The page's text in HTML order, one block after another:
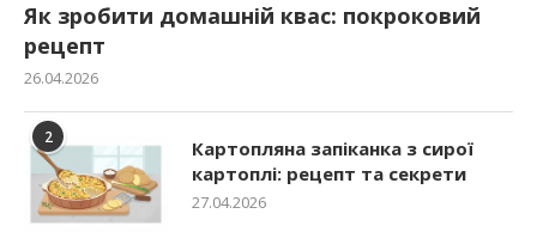
Як зробити домашній квас: покроковий
рецепт
26.04.2026
2
Картопляна запіканка з сирої
картоплі: рецепт та секрети
27.04.2026